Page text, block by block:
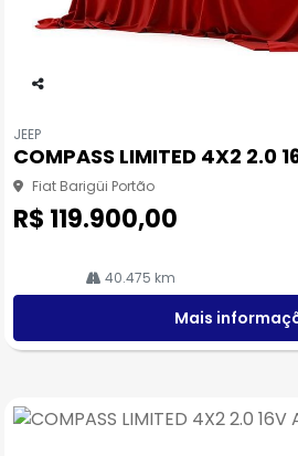
pa
rtil
he
JEEP
COMPASS LIMITED 4X2 2.0
Fiat Barigüi Portão
R$ 119.900,00
40.475 km
Mais